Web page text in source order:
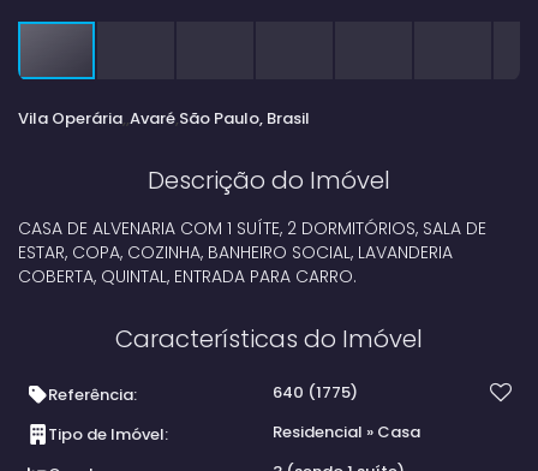
Vila Operária Avaré São Paulo, Brasil
Descrição do Imóvel
CASA DE ALVENARIA COM 1 SUÍTE, 2 DORMITÓRIOS, SALA DE
ESTAR, COPA, COZINHA, BANHEIRO SOCIAL, LAVANDERIA
COBERTA, QUINTAL, ENTRADA PARA CARRO.
Características do Imóvel
Referência: 640 (1775)
Tipo de Imóvel:
Residencial » Casa